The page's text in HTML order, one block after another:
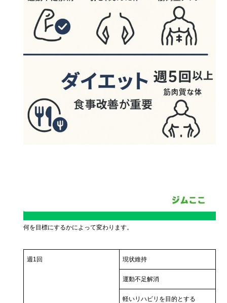
何を目標にするかによって変わります。
週1回 現状維持
運動不足解消
軽いリハビリを目的とする